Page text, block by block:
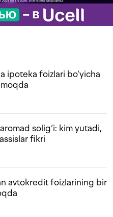
ipoteka foizlari bo‘yicha
solig‘i: kim yutadi,
fikri
avtokredit foizlarining bir